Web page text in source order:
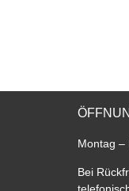
Montag –
Bei